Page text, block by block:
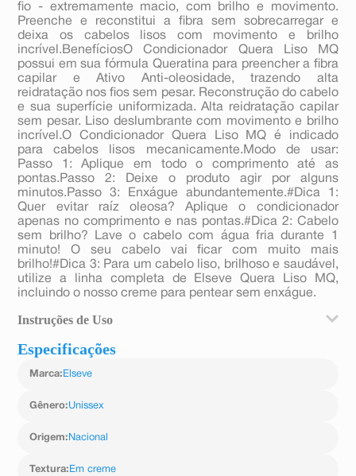
fio - extremamente macio, com brilho e movimento.
Preenche e reconstitui a fibra sem sobrecarregar e
deixa os cabelos lisos com movimento e brilho
incrível.BenefíciosO Condicionador Quera Liso MQ
possui em sua fórmula Queratina para preencher a fibra
capilar e Ativo Anti-oleosidade, trazendo alta
reidratação nos fios sem pesar. Reconstrução do cabelo
e sua superfície uniformizada. Alta reidratação capilar
sem pesar. Liso deslumbrante com movimento e brilho
incrível.O Condicionador Quera Liso MQ é indicado
para cabelos lisos mecanicamente.Modo de usar:
Passo 1: Aplique em todo o comprimento até as
pontas.Passo 2: Deixe o produto agir por alguns
minutos.Passo 3: Enxágue abundantemente.#Dica 1:
Quer evitar raíz oleosa? Aplique o condicionador
apenas no comprimento e nas pontas.#Dica 2: Cabelo
sem brilho? Lave o cabelo com água fria durante 1
minuto! O seu cabelo vai ficar com muito mais
brilho!#Dica 3: Para um cabelo liso, brilhoso e saudável,
utilize a linha completa de Elseve Quera Liso MQ,
incluindo o nosso creme para pentear sem enxágue.
Instruções de Uso
Após o shampoo, aplique o condicionador,
minutos. Enxágüe. Para melhores resultados, use a
Especificações
Marca: Elseve
Gênero:Unissex
Origem: Nacional
Textura: Em creme